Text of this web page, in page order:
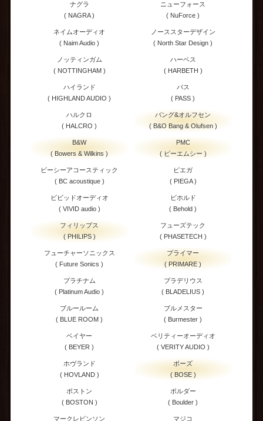
ナグラ
( NAGRA )
ニューフォース
( NuForce )
ネイムオーディオ
( Naim Audio )
ノーススターデザイン
( North Star Design )
ノッティンガム
( NOTTINGHAM )
ハーベス
( HARBETH )
ハイランド
( HIGHLAND AUDIO )
パス
( PASS )
ハルクロ
( HALCRO )
バング&オルフセン
( B&O Bang & Olufsen )
B&W
( Bowers & Wilkins )
PMC
( ピーエムシー )
ビーシーアコースティック
( BC acoustique )
ピエガ
( PIEGA )
ビビッドオーディオ
( VIVID audio )
ビホルド
( Behold )
フィリップス
( PHILIPS )
フューズテック
( PHASETECH )
フューチャーソニックス
( Future Sonics )
プライマー
( PRIMARE )
プラチナム
( Platinum Audio )
ブラデリウス
( BLADELIUS )
ブルールーム
( BLUE ROOM )
ブルメスター
( Burmester )
ベイヤー
( BEYER )
ベリティーオーディオ
( VERITY AUDIO )
ホヴランド
( HOVLAND )
ボーズ
( BOSE )
ボストン
( BOSTON )
ボルダー
( Boulder )
マークレビンソン
マジコ